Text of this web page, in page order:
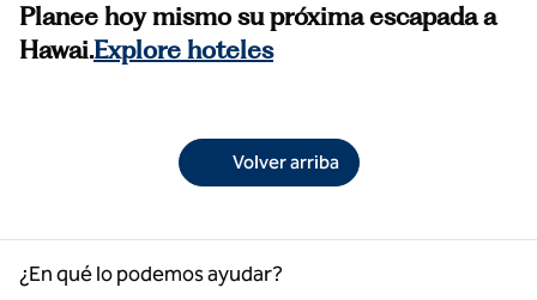
Planee hoy mismo su próxima escapada a
Hawai.Explore hoteles
Volver arriba
¿En qué lo podemos ayudar?